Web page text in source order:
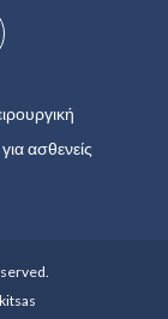
ασθενείς